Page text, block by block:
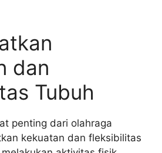
dan
Tubuh
penting dari olahraga
kekuatan dan fleksibilitas